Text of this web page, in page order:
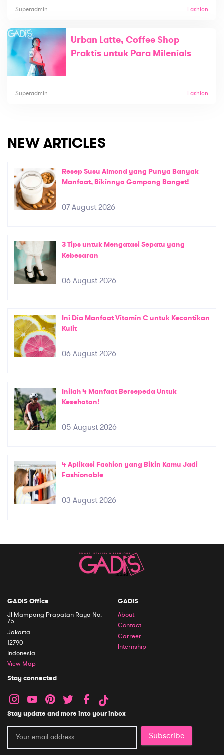
Superadmin Fashion
Urban Latte, Coffee Shop
Praktis untuk Para Milenials
Superadmin Fashion
NEW ARTICLES
Resep Susu Almond yang Punya Banyak
Manfaat, Bikinnya Gampang Banget!
07 August 2026
3 Tips untuk Mengatasi Sepatu yang
Kebesaran
06 August 2026
Ini Dia Manfaat Vitamin C untuk Kecantikan
Kulit
06 August 2026
Inilah 4 Manfaat Bersepeda Untuk
Kesehatan!
05 August 2026
4 Aplikasi Fashion yang Bikin Kamu Jadi
Fashionable
03 August 2026
GADIS Office
Jl Mampang Prapatan Raya No.
75
Jakarta
12790
Indonesia
View Map
GADIS
About
Contact
Carreer
Internship
Stay connected
Stay update and more into your inbox
Subscribe